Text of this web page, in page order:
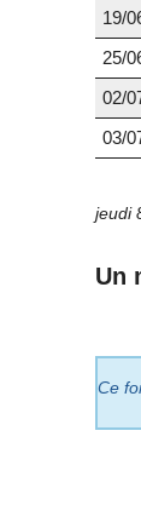
19/
25/
02/
03/
jeudi
Un
Ce